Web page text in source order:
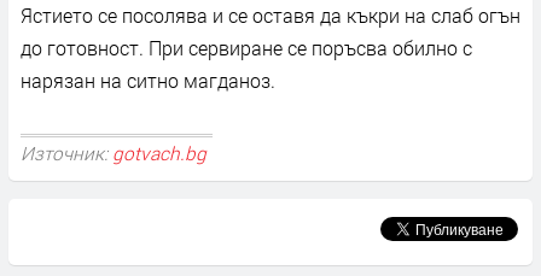
Ястието се посолява и се оставя да къкри на слаб огън
до готовност. При сервиране се поръсва обилно с
нарязан на ситно магданоз.
Източник: gotvach.bg